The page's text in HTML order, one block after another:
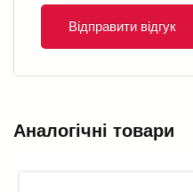
Відправити відгук
Аналогічні товари